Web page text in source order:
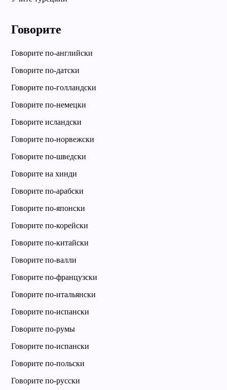
Говорите
Говорите по-английски
Говорите по-датски
Говорите по-голландски
Говорите по-немецки
Говорите исландски
Говорите по-норвежски
Говорите по-шведски
Говорите на хинди
Говорите по-арабски
Говорите по-японски
Говорите по-корейски
Говорите по-китайски
Говорите по-валли
Говорите по-французски
Говорите по-итальянски
Говорите по-испански
Говорите по-румы
Говорите по-испански
Говорите по-польски
Говорите по-русски